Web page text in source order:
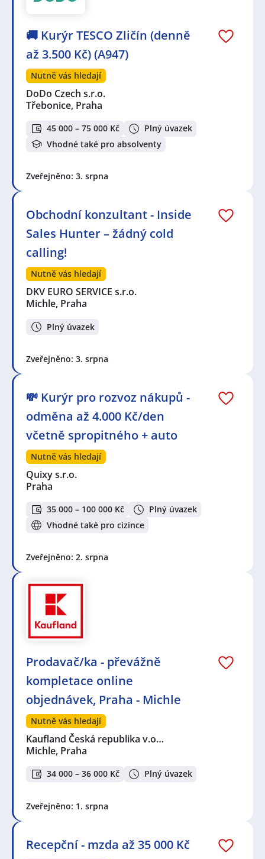
🚚 Kurýr TESCO Zličín (denně
až 3.500 Kč) (A947)
Nutně vás hledají
DoDo Czech s.r.o.
Třebonice, Praha
45 000 – 75 000 Kč
Plný úvazek
Vhodné také pro absolventy
Zveřejněno: 3. srpna
Obchodní konzultant - Inside
Sales Hunter – žádný cold
calling!
Nutně vás hledají
DKV EURO SERVICE s.r.o.
Michle, Praha
Plný úvazek
Zveřejněno: 3. srpna
💸 Kurýr pro rozvoz nákupů -
odměna až 4.000 Kč/den
včetně spropitného + auto
Nutně vás hledají
Quixy s.r.o.
Praha
35 000 – 100 000 Kč
Plný úvazek
Vhodné také pro cizince
Zveřejněno: 2. srpna
Prodavač/ka - převážně
kompletace online
objednávek, Praha - Michle
Nutně vás hledají
Kaufland Česká republika v.o…
Michle, Praha
34 000 – 36 000 Kč Plný úvazek
Zveřejněno: 1. srpna
Recepční - mzda až 35 000 Kč